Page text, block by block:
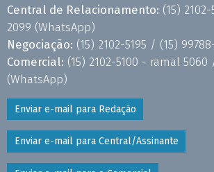
Central de Relacionamento: (15)
2099 (WhatsApp)
Negociação: (15) 2102-5195 / (15)
Comercial: (15) 2102-5100 - ramal 5060
(WhatsApp)
Enviar e-mail para Redação
Enviar e-mail para Central/Assinante